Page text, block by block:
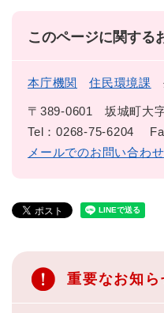
このページに関する
本庁機関 住民環境課
〒389-0601
坂城町大
Tel：0268-75-6204
メールでのお問い合わ
重要なお知ら